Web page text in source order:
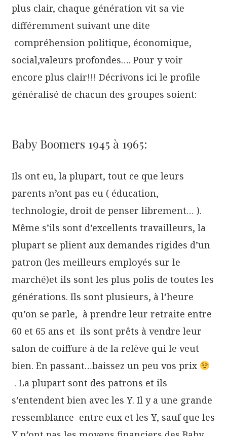
plus clair, chaque génération vit sa vie
différemment suivant une dite
compréhension politique, économique,
social,valeurs profondes…. Pour y voir
encore plus clair!!! Décrivons ici le profile
généralisé de chacun des groupes soient:
Baby Boomers 1945 à 1965:
Ils ont eu, la plupart, tout ce que leurs
parents n’ont pas eu ( éducation,
technologie, droit de penser librement… ).
Même s’ils sont d’excellents travailleurs, la
plupart se plient aux demandes rigides d’un
patron (les meilleurs employés sur le
marché)et ils sont les plus polis de toutes les
générations. Ils sont plusieurs, à l’heure
qu’on se parle, à prendre leur retraite entre
60 et 65 ans et ils sont prêts à vendre leur
salon de coiffure à de la relève qui le veut
bien. En passant…baissez un peu vos prix
. La plupart sont des patrons et ils
s’entendent bien avec les Y. Il y a une grande
ressemblance entre eux et les Y, sauf que les